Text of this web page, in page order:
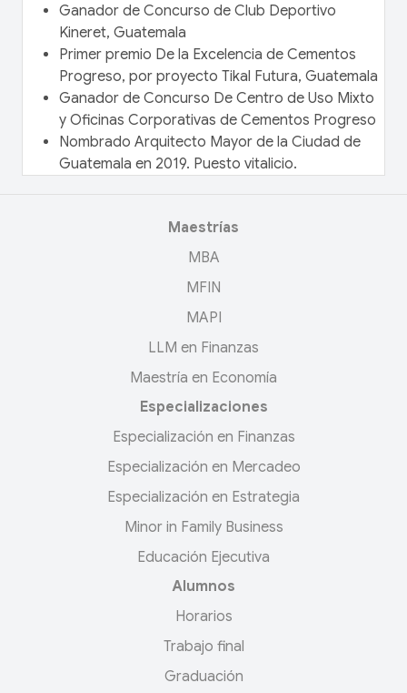
Ganador de Concurso de Club Deportivo
Kineret, Guatemala
Primer premio De la Excelencia de Cementos
Progreso, por proyecto Tikal Futura, Guatemala
Ganador de Concurso De Centro de Uso Mixto
y Oficinas Corporativas de Cementos Progreso
Nombrado Arquitecto Mayor de la Ciudad de
Guatemala en 2019. Puesto vitalicio.
Maestrías
MBA
MFIN
MAPI
LLM en Finanzas
Maestría en Economía
Especializaciones
Especialización en Finanzas
Especialización en Mercadeo
Especialización en Estrategia
Minor in Family Business
Educación Ejecutiva
Alumnos
Horarios
Trabajo final
Graduación